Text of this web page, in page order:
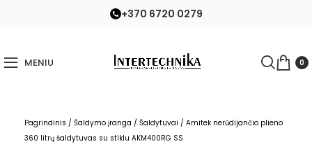
+370 6720 0279
MENIU 0
Pagrindinis / Šaldymo įranga / Šaldytuvai / Amitek nerūdijančio plieno
360 litrų šaldytuvas su stiklu AKM400RG SS